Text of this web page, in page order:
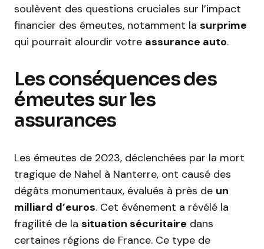
soulèvent des questions cruciales sur l’impact
financier des émeutes, notamment la surprime
qui pourrait alourdir votre assurance auto.
Les conséquences des
émeutes sur les
assurances
Les émeutes de 2023, déclenchées par la mort
tragique de Nahel à Nanterre, ont causé des
dégâts monumentaux, évalués à près de un
milliard d’euros. Cet événement a révélé la
fragilité de la situation sécuritaire dans
certaines régions de France. Ce type de